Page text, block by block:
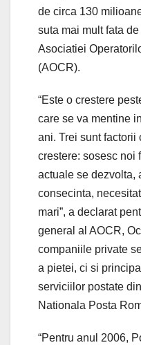
de circa 130
suta mai mult fata
Asociatiei
(AOCR).
“Este o crestere
care se va mentine
ani. Trei sunt factorii
crestere: sosesc noi
actuale se dezvolta,
consecinta,
mari”, a declarat
general al AOCR,
companiile private
a pietei, ci si
serviciilor postate
Nationala Posta
“Pentru anul 2006,